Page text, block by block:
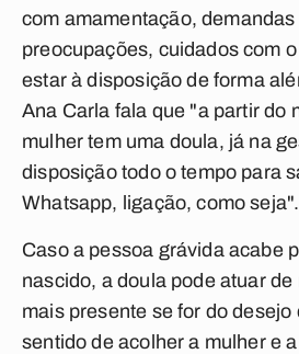
com amamentação,
preocupações, cuidados com
estar à disposição de forma
Ana Carla fala que "a partir do
mulher tem uma doula, já na
disposição todo o tempo para
Whatsapp, ligação, como seja".
Caso a pessoa grávida acabe
nascido, a doula pode atuar
mais presente se for do desejo
sentido de acolher a mulher e